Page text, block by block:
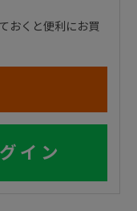
おくと便利にお買
イン